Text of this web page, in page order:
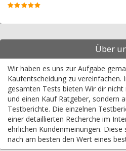
Über
Wir haben es uns zur Aufgabe
Kaufentscheidung zu vereinfachen.
gesamten Tests bieten Wir dir
und einen Kauf Ratgeber, sondern
Testberichte. Die einzelnen
einer detaillierten Recherche im
ehrlichen Kundenmeinungen.
nach am besten den Wert eines